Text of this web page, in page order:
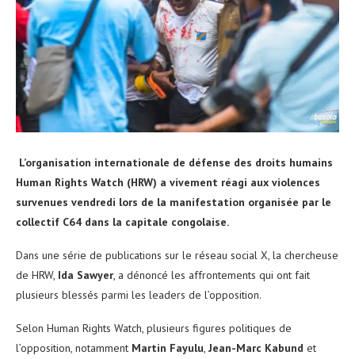
L’organisation internationale de défense des droits humains
Human Rights Watch (HRW) a vivement réagi aux violences
survenues vendredi lors de la manifestation organisée par le
collectif C64 dans la capitale congolaise.
Dans une série de publications sur le réseau social X, la chercheuse
de HRW, Ida Sawyer, a dénoncé les affrontements qui ont fait
plusieurs blessés parmi les leaders de l’opposition.
Selon Human Rights Watch, plusieurs figures politiques de
l’opposition, notamment Martin Fayulu, Jean-Marc Kabund et